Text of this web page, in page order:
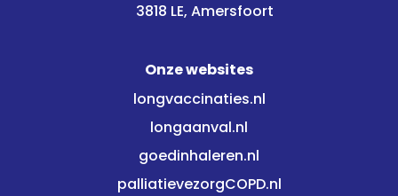
3818 LE, Amersfoort
Onze websites
longvaccinaties.nl
longaanval.nl
goedinhaleren.nl
palliatievezorgCOPD.nl